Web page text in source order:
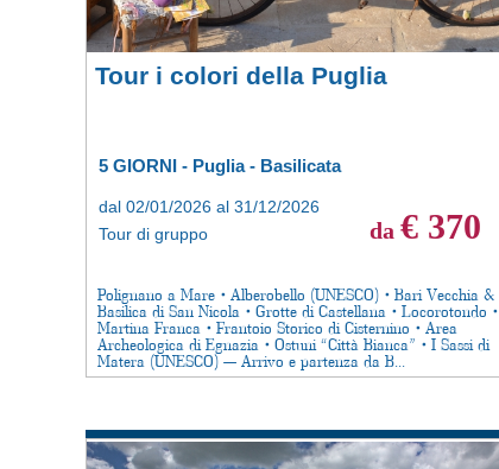
dal 02/01/2026 al 31/12/2026
Tour i colori della Puglia
5 GIORNI - Puglia - Basilicata
Tour di gruppo
Polignano a Mare • Alberobello (UNESCO) • Bari Vecchia &
Basilica di San Nicola • Grotte di Castellana • Locorotondo •
Martina Franca • Frantoio Storico di Cisternino • Area
Archeologica di Egnazia • Ostuni “Città Bianca” • I Sassi di
Matera (UNESCO) — Arrivo e partenza da B...
da € 370